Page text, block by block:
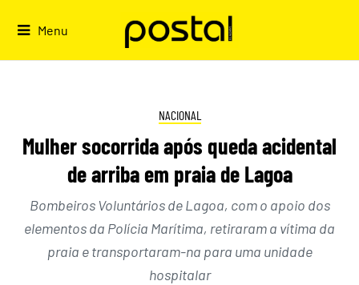
Menu
NACIONAL
Mulher socorrida após queda acidental
de arriba em praia de Lagoa
Bombeiros Voluntários de Lagoa, com o apoio dos
elementos da Polícia Marítima, retiraram a vítima da
praia e transportaram-na para uma unidade
hospitalar